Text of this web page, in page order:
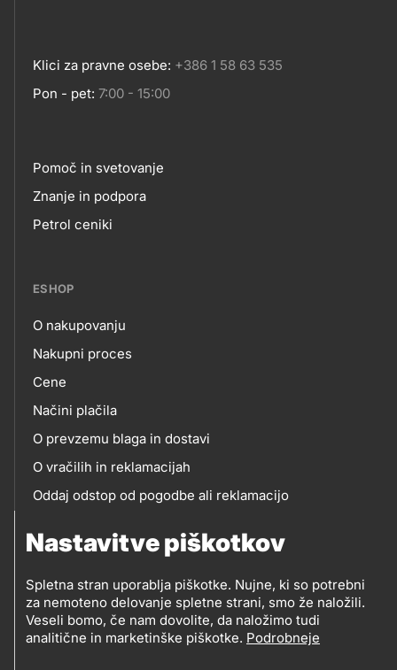
Nastavitve piškotkov
Spletna stran uporablja piškotke. Nujne, ki so potrebni
za nemoteno delovanje spletne strani, smo že naložili.
Veseli bomo, če nam dovolite, da naložimo tudi
analitične in marketinške piškotke. Podrobneje
Klici za pravne osebe: +386 1 58 63 535
Pon - pet: 7:00 - 15:00
Footer
links
Pomoč in svetovanje
Znanje in podpora
Petrol ceniki
ESHOP
eshop
O nakupovanju
Nakupni proces
Cene
Načini plačila
O prevzemu blaga in dostavi
O vračilih in reklamacijah
Oddaj odstop od pogodbe ali reklamacijo
(OEEO)